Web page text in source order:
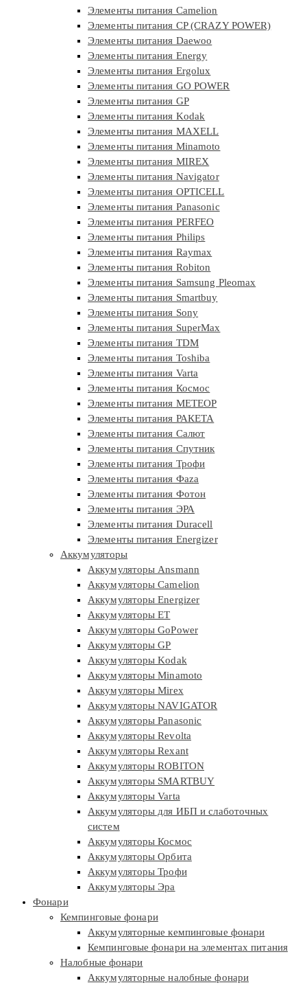
Элементы питания Camelion
Элементы питания CP (CRAZY POWER)
Элементы питания Daewoo
Элементы питания Energy
Элементы питания Ergolux
Элементы питания GO POWER
Элементы питания GP
Элементы питания Kodak
Элементы питания MAXELL
Элементы питания Minamoto
Элементы питания MIREX
Элементы питания Navigator
Элементы питания OPTICELL
Элементы питания Panasonic
Элементы питания PERFEO
Элементы питания Philips
Элементы питания Raymax
Элементы питания Robiton
Элементы питания Samsung Pleomax
Элементы питания Smartbuy
Элементы питания Sony
Элементы питания SuperMax
Элементы питания TDM
Элементы питания Toshiba
Элементы питания Varta
Элементы питания Космос
Элементы питания МЕТЕОР
Элементы питания РАКЕТА
Элементы питания Салют
Элементы питания Спутник
Элементы питания Трофи
Элементы питания Фaza
Элементы питания Фотон
Элементы питания ЭРА
Элементы питания Duracell
Элементы питания Energizer
Аккумуляторы
Аккумуляторы Ansmann
Аккумуляторы Camelion
Аккумуляторы Energizer
Аккумуляторы ET
Аккумуляторы GoPower
Аккумуляторы GP
Аккумуляторы Kodak
Аккумуляторы Minamoto
Аккумуляторы Mirex
Аккумуляторы NAVIGATOR
Аккумуляторы Panasonic
Аккумуляторы Revolta
Аккумуляторы Rexant
Аккумуляторы ROBITON
Аккумуляторы SMARTBUY
Аккумуляторы Varta
Аккумуляторы для ИБП и слаботочных
систем
Аккумуляторы Космос
Аккумуляторы Орбита
Аккумуляторы Трофи
Аккумуляторы Эра
Фонари
Кемпинговые фонари
Аккумуляторные кемпинговые фонари
Кемпинговые фонари на элементах питания
Налобные фонари
Аккумуляторные налобные фонари